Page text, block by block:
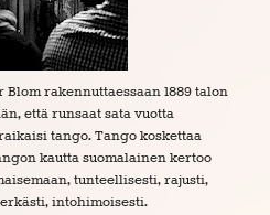
rakennuttaessaan 1889 talon
että runsaat sata vuotta
tango. Tango koskettaa
kautta suomalainen kertoo
tunteellisesti, rajusti,
intohimoisesti.